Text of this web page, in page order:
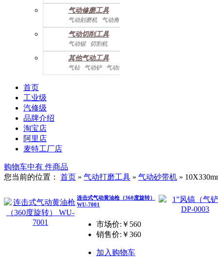
气动抛光机 胎磨/除胶机
气动修磨工具
气动刻磨机 气动角磨机
气动切削工具
气动锯 切割机
气动曲线剪
其他气动工具
气钻 气动铲 气动除锈机
气动拉钉机 气动喷漆枪
首页
工业级
汽修级
品牌介绍
淘宝店
阿里店
麦特工厂店
购物车中有 件商品
您当前的位置： 首页 » 气动打磨工具 » 气动砂带机 »
连击式气动黄油枪（360度旋转）
WU-7001
市场价:￥560
销售价: ￥360
加入购物车